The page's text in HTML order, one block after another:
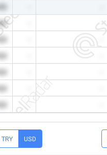
-
TRY USD